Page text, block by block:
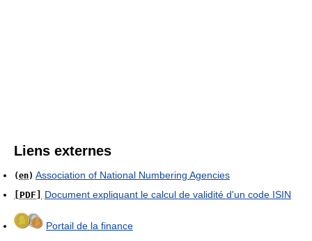
Liens externes
(en) Association of National Numbering Agencies
[PDF] Document expliquant le calcul de validité d'un code ISIN
Portail de la finance